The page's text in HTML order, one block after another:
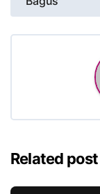
Related post